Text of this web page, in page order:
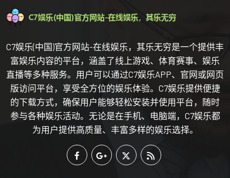
C7娱乐(中国)官方网站-在线娱乐，其乐无穷是一个提供丰
富娱乐内容的平台，涵盖了线上游戏、体育赛事、娱乐
直播等多种服务。用户可以通过C7娱乐APP、官网或网页
版访问平台，享受全方位的娱乐体验。C7娱乐提供便捷
的下载方式，确保用户能够轻松安装并使用平台，随时
参与各种娱乐活动。无论是在手机、电脑端，C7娱乐都
为用户提供高质量、丰富多样的娱乐选择。